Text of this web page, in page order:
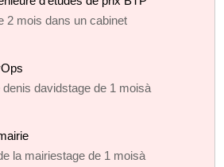
2 mois dans un cabinet
davidstage de 1 moisà
la mairiestage de 1 moisà